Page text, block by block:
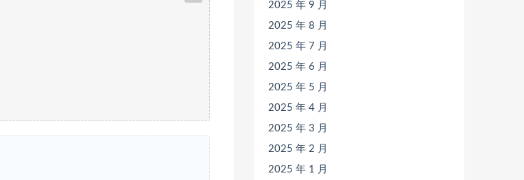
2025 年 9 月
2025 年 8 月
2025 年 7 月
2025 年 6 月
2025 年 5 月
2025 年 4 月
2025 年 3 月
2025 年 2 月
2025 年 1 月